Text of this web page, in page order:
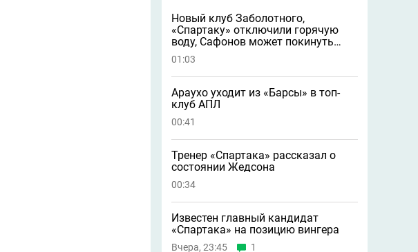
Новый клуб Заболотного,
«Спартаку» отключили горячую
воду, Сафонов может покинуть
«ПСЖ» и другие новости
01:03
Араухо уходит из «Барсы» в топ-
клуб АПЛ
00:41
Тренер «Спартака» рассказал о
состоянии Жедсона
00:34
Известен главный кандидат
«Спартака» на позицию вингера
Вчера, 23:45 1